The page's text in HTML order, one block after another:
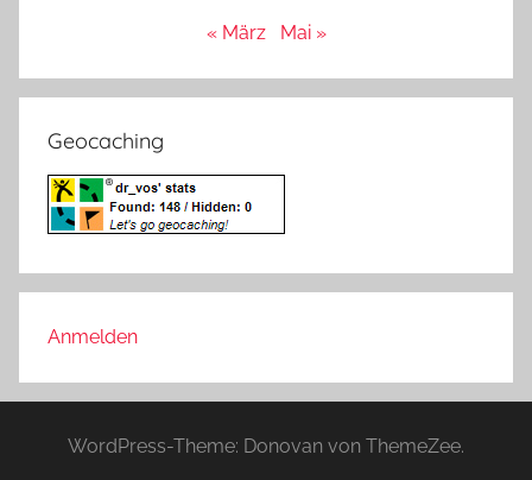
« März Mai »
Geocaching
Anmelden
WordPress-Theme: Donovan von ThemeZee.